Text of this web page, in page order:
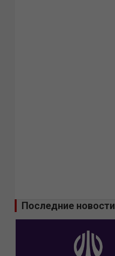
Последние новости